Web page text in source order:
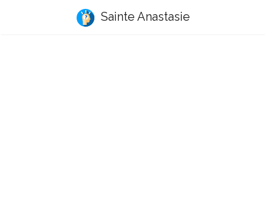
Sainte Anastasie